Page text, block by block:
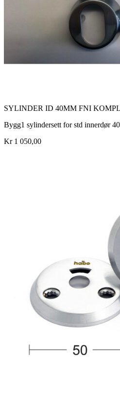
SYLINDER ID 40MM FNI KOMPL
Bygg1 sylindersett for std innerdør
Kr 1 050,00